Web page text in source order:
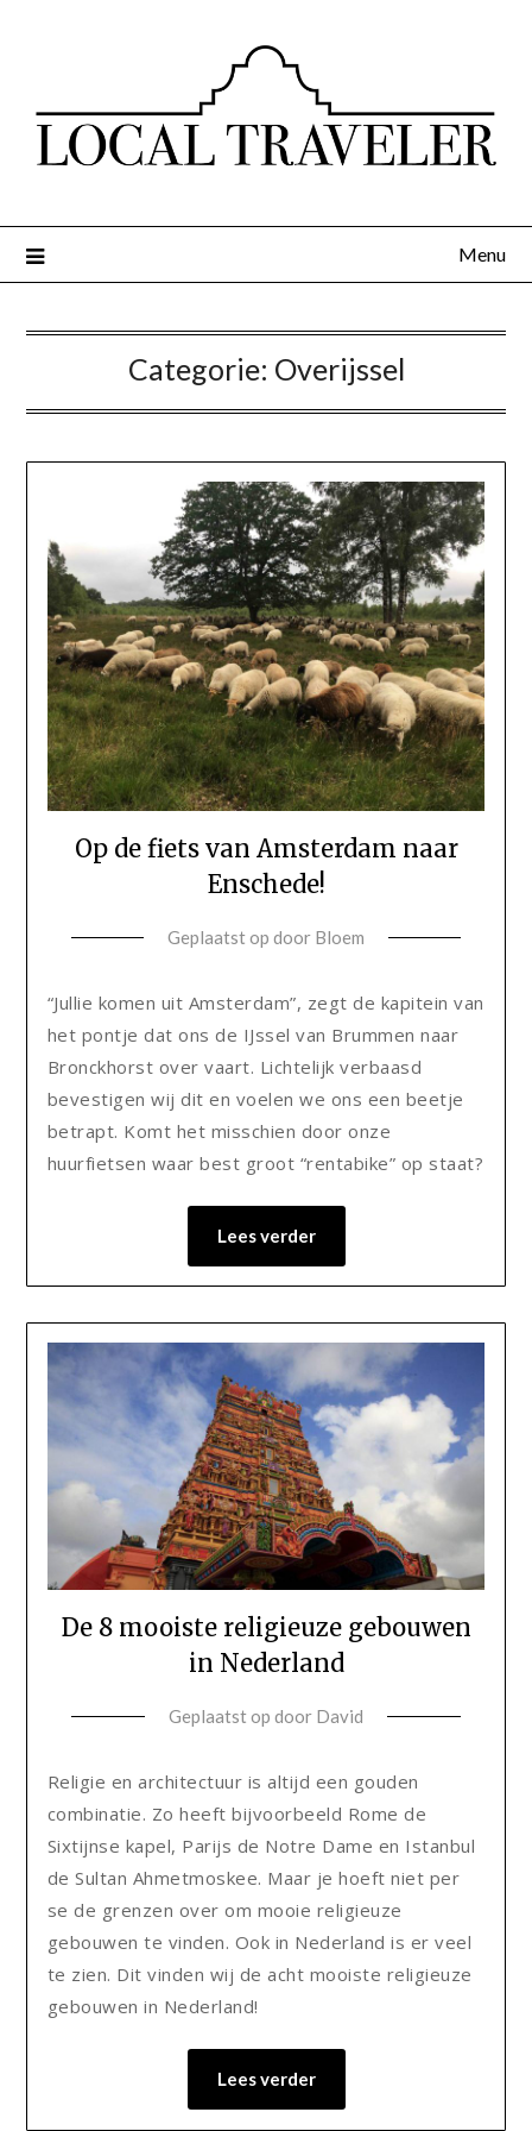
Menu
Categorie: Overijssel
Op de fiets van Amsterdam naar
Enschede!
Geplaatst op door Bloem
“Jullie komen uit Amsterdam”, zegt de kapitein van
het pontje dat ons de IJssel van Brummen naar
Bronckhorst over vaart. Lichtelijk verbaasd
bevestigen wij dit en voelen we ons een beetje
betrapt. Komt het misschien door onze
huurfietsen waar best groot “rentabike” op staat?
Lees verder
De 8 mooiste religieuze gebouwen
in Nederland
Geplaatst op door David
Religie en architectuur is altijd een gouden
combinatie. Zo heeft bijvoorbeeld Rome de
Sixtijnse kapel, Parijs de Notre Dame en Istanbul
de Sultan Ahmetmoskee. Maar je hoeft niet per
se de grenzen over om mooie religieuze
gebouwen te vinden. Ook in Nederland is er veel
te zien. Dit vinden wij de acht mooiste religieuze
gebouwen in Nederland!
Lees verder